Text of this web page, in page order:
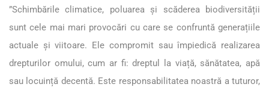
”Schimbările climatice, poluarea și scăderea biodiversității
sunt cele mai mari provocări cu care se confruntă generațiile
actuale și viitoare. Ele compromit sau împiedică realizarea
drepturilor omului, cum ar fi: dreptul la viață, sănătatea, apă
sau locuință decentă. Este responsabilitatea noastră a tuturor,